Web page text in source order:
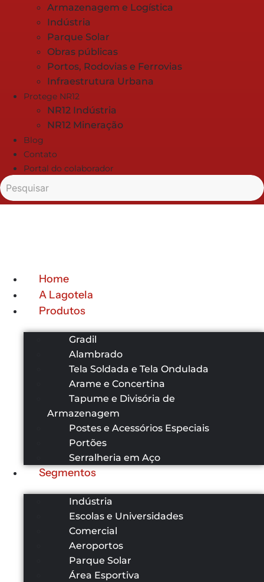
Armazenagem e Logística
Indústria
Parque Solar
Obras públicas
Portos, Rodovias e Ferrovias
Infraestrutura Urbana
Protege NR12
NR12 Indústria
NR12 Mineração
Blog
Contato
Portal do colaborador
Home
A Lagotela
Produtos
Gradil
Alambrado
Tela Soldada e Tela Ondulada
Arame e Concertina
Tapume e Divisória de
Armazenagem
Postes e Acessórios Especiais
Portões
Serralheria em Aço
Segmentos
Indústria
Escolas e Universidades
Comercial
Aeroportos
Parque Solar
Área Esportiva